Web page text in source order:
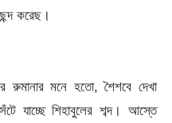
করেছ।
রুমানার মনে হতো, শৈশবে দেখা
যাচ্ছে শিহাবুলের শব্দ। আস্তে